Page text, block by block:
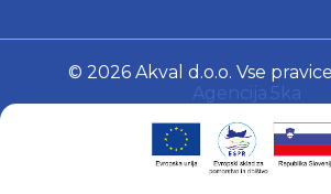
© 2026 Akval d.o.o. Vse
Agencija.5ka